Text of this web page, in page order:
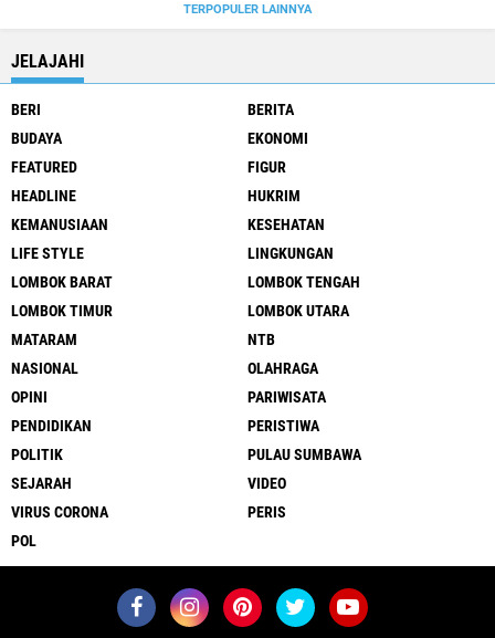
TERPOPULER LAINNYA
JELAJAHI
BERI
BERITA
BUDAYA
EKONOMI
FEATURED
FIGUR
HEADLINE
HUKRIM
KEMANUSIAAN
KESEHATAN
LIFE STYLE
LINGKUNGAN
LOMBOK BARAT
LOMBOK TENGAH
LOMBOK TIMUR
LOMBOK UTARA
MATARAM
NTB
NASIONAL
OLAHRAGA
OPINI
PARIWISATA
PENDIDIKAN
PERISTIWA
POLITIK
PULAU SUMBAWA
SEJARAH
VIDEO
VIRUS CORONA
PERIS
POL